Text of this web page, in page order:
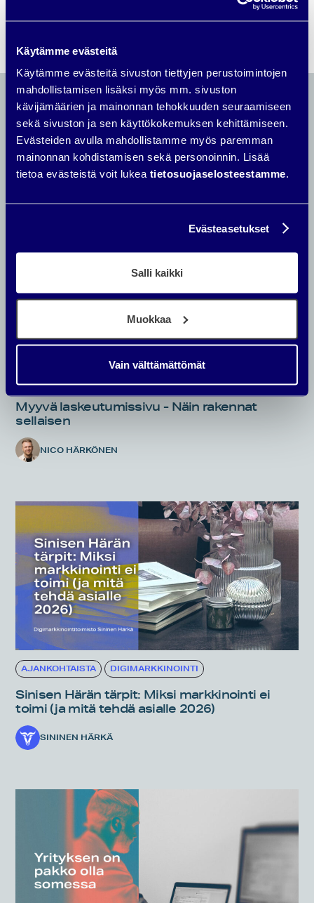
Käytämme evästeitä
Käytämme evästeitä sivuston tiettyjen perustoimintojen
mahdollistamisen lisäksi myös mm. sivuston
kävijämäärien ja mainonnan tehokkuuden seuraamiseen
sekä sivuston ja sen käyttökokemuksen kehittämiseen.
Evästeiden avulla mahdollistamme myös paremman
mainonnan kohdistamisen sekä personoinnin. Lisää
tietoa evästeistä voit lukea tietosuojaselosteestamme.
Evästeasetukset
Salli kaikki
Muokkaa
Vain välttämättömät
Lue seuraavaksi
DIGIMARKKINOINTI
Myyvä laskeutumissivu - Näin rakennat
sellaisen
NICO HÄRKÖNEN
AJANKOHTAISTA DIGIMARKKINOINTI
Sinisen Härän tärpit: Miksi markkinointi ei
toimi (ja mitä tehdä asialle 2026)
SININEN HÄRKÄ